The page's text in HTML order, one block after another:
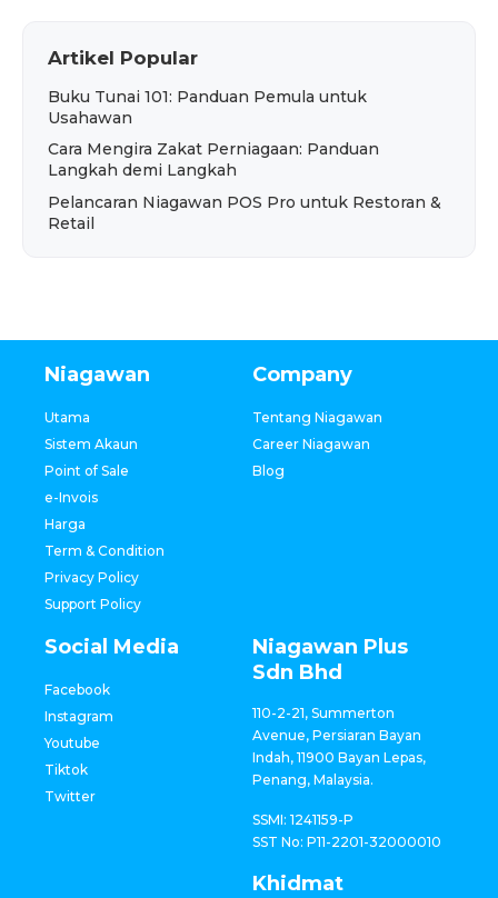
Artikel Popular
Buku Tunai 101: Panduan Pemula untuk
Usahawan
Cara Mengira Zakat Perniagaan: Panduan
Langkah demi Langkah
Pelancaran Niagawan POS Pro untuk Restoran &
Retail
Niagawan
Utama
Sistem Akaun
Point of Sale
e-Invois
Harga
Term & Condition
Privacy Policy
Support Policy
Company
Tentang Niagawan
Career Niagawan
Blog
Social Media
Facebook
Instagram
Youtube
Tiktok
Twitter
Niagawan Plus
Sdn Bhd
110-2-21, Summerton
Avenue, Persiaran Bayan
Indah, 11900 Bayan Lepas,
Penang, Malaysia.
SSMI: 1241159-P
SST No: P11-2201-32000010
Khidmat